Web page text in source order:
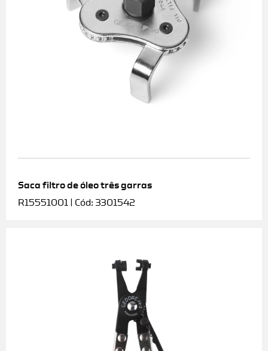
Saca filtro de óleo três garras
R15551001 | Cód: 3301542